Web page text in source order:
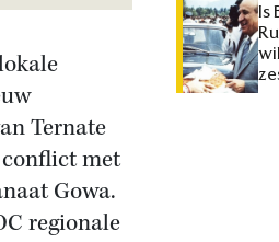
Ternate
met
Gowa.
regionale
Is